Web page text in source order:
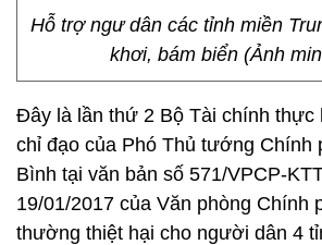
Hỗ trợ ngư dân các tỉnh miền
khơi, bám biển (Ảnh
Đây là lần thứ 2 Bộ Tài chính thực
chỉ đạo của Phó Thủ tướng Chính
Bình tại văn bản số 571/VPCP-
19/01/2017 của Văn phòng Chính
thường thiệt hại cho người dân 4